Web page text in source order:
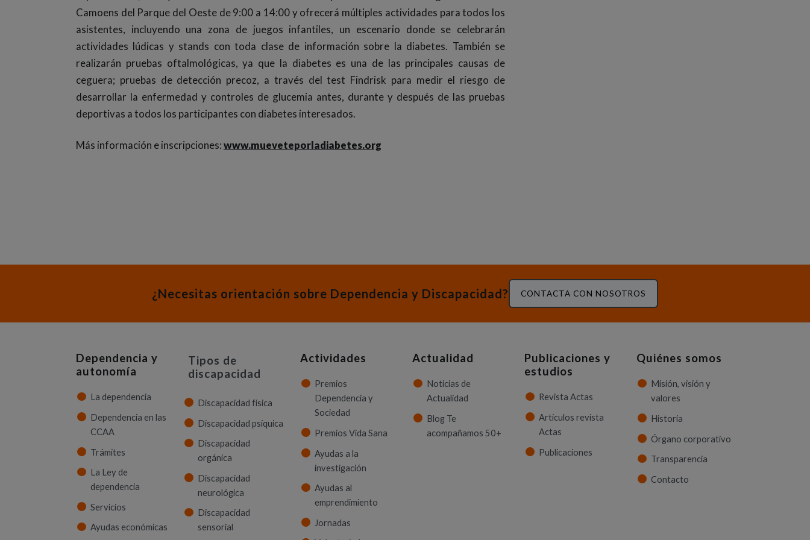
Camoens del Parque del Oeste de 9:00 a 14:00 y ofrecerá múltiples actividades para todos los
asistentes, incluyendo una zona de juegos infantiles, un escenario donde se celebrarán
actividades lúdicas y stands con toda clase de información sobre la diabetes. También se
realizarán pruebas oftalmológicas, ya que la diabetes es una de las principales causas de
ceguera; pruebas de detección precoz, a través del test Findrisk para medir el riesgo de
desarrollar la enfermedad y controles de glucemia antes, durante y después de las pruebas
deportivas a todos los participantes con diabetes interesados.
Más información e inscripciones:www.mueveteporladiabetes.org
¿Necesitas orientación sobre Dependencia y Discapacidad? CONTACTA CON NOSOTROS
Dependencia y
autonomía
La dependencia
Dependencia en las
CCAA
Trámites
La Ley de
dependencia
Servicios
Ayudas económicas
Tipos de
discapacidad
Discapacidad física
Discapacidad psíquica
Discapacidad
orgánica
Discapacidad
neurológica
Discapacidad
sensorial
Actividades
Premios
Dependencia y
Sociedad
Premios Vida Sana
Ayudas a la
investigación
Ayudas al
emprendimiento
Jornadas
Actualidad
Noticias de
Actualidad
Blog Te
acompañamos 50+
Publicaciones y
estudios
Revista Actas
Artículos revista
Actas
Publicaciones
Quiénes somos
Misión, visión y
valores
Historia
Órgano corporativo
Transparencia
Contacto